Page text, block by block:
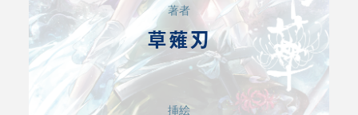
著者
草薙刃
挿絵